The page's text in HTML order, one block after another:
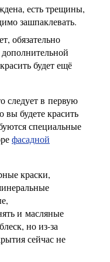
есть трещины,
зашпаклевать.
обязательно
дополнительной
будет ещё
следует в первую
вы будете красить
специальные
фасадной
краски,
и масляные
но из-за
сейчас не